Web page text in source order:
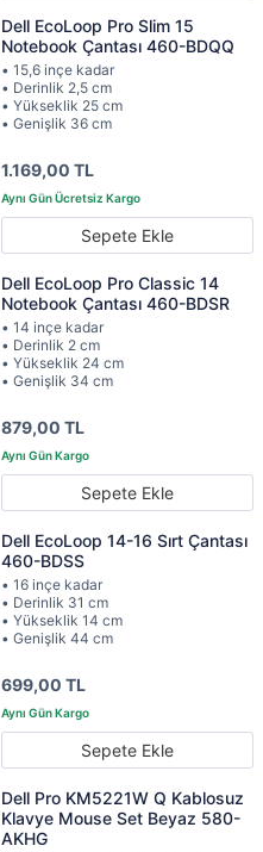
Dell EcoLoop Pro Slim 15
Notebook Çantası 460-BDQQ
• 15,6 inçe kadar
• Derinlik 2,5 cm
• Yükseklik 25 cm
• Genişlik 36 cm
1.169,00 TL
Sepete Ekle
Dell EcoLoop Pro Classic 14
Notebook Çantası 460-BDSR
• 14 inçe kadar
• Derinlik 2 cm
• Yükseklik 24 cm
• Genişlik 34 cm
879,00 TL
Sepete Ekle
Dell EcoLoop 14-16 Sırt Çantası
460-BDSS
• 16 inçe kadar
• Derinlik 31 cm
• Yükseklik 14 cm
• Genişlik 44 cm
699,00 TL
Sepete Ekle
Dell Pro KM5221W Q Kablosuz
Klavye Mouse Set Beyaz 580-
AKHG